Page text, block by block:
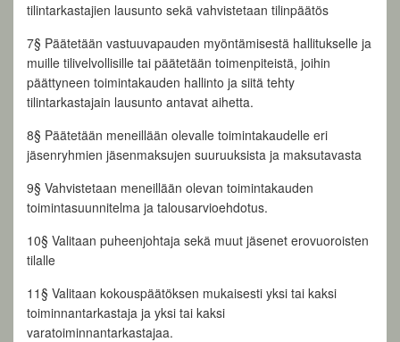
tilintarkastajien lausunto sekä vahvistetaan tilinpäätös
7§ Päätetään vastuuvapauden myöntämisestä hallitukselle ja
muille tilivelvollisille tai päätetään toimenpiteistä, joihin
päättyneen toimintakauden hallinto ja siitä tehty
tilintarkastajain lausunto antavat aihetta.
8§ Päätetään meneillään olevalle toimintakaudelle eri
jäsenryhmien jäsenmaksujen suuruuksista ja maksutavasta
9§ Vahvistetaan meneillään olevan toimintakauden
toimintasuunnitelma ja talousarvioehdotus.
10§ Valitaan puheenjohtaja sekä muut jäsenet erovuoroisten
tilalle
11§ Valitaan kokouspäätöksen mukaisesti yksi tai kaksi
toiminnantarkastaja ja yksi tai kaksi
varatoiminnantarkastajaa.